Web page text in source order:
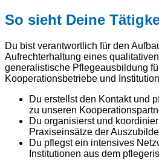
So sieht Deine
Du bist verantwortlich für den
Aufrechterhaltung eines
generalistische Pflegeausbildung
Kooperationsbetriebe und
Du erstellst den Kontakt und
zu unseren
Du organisierst und
Praxiseinsätze der
Du pflegst ein intensives
Institutionen aus dem